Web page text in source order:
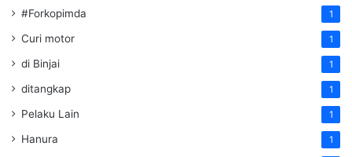
#Forkopimda 1
Curi motor 1
di Binjai 1
ditangkap 1
Pelaku Lain 1
Hanura 1